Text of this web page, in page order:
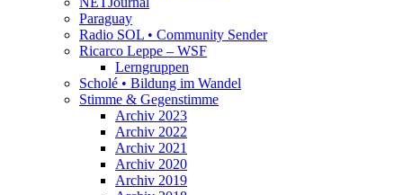
Paraguay
Radio SOL • Community Sender
Ricarco Leppe – WSF
Lerngruppen
Scholé • Bildung im Wandel
Stimme & Gegenstimme
Archiv 2023
Archiv 2022
Archiv 2021
Archiv 2020
Archiv 2019